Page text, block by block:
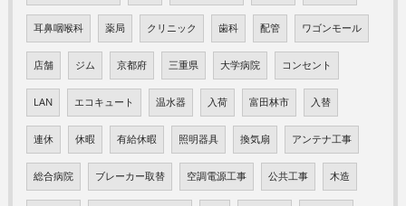
耳鼻咽喉科 薬局 クリニック 歯科 配管 ワゴンモール
店舗 ジム 京都府 三重県 大学病院 コンセント
LAN エコキュート 温水器 入荷 富田林市 入替
連休 休暇 有給休暇 照明器具 換気扇 アンテナ工事
総合病院 ブレーカー取替 空調電源工事 公共工事 木造